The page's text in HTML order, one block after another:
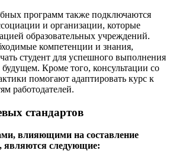
программ также подключаются
и организации, которые
образовательных учреждений.
компетенции и знания,
студент для успешного выполнения
будущем. Кроме того, консультации со
помогают адаптировать курс к
работодателей.
стандартов
влияющими на составление
являются следующие: